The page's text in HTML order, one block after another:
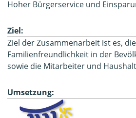
Hoher Bürgerservice und
Ziel:
Ziel der Zusammenarbeit ist es, die
Familienfreundlichkeit in der
sowie die Mitarbeiter und
Umsetzung: